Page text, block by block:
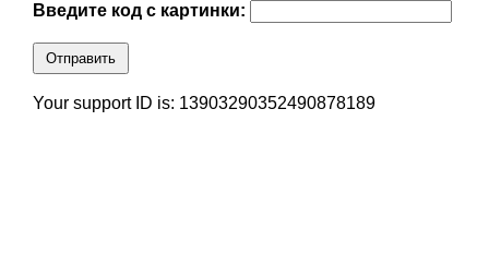
Введите код с картинки:
Отправить
Your support ID is: 13903290352490878189